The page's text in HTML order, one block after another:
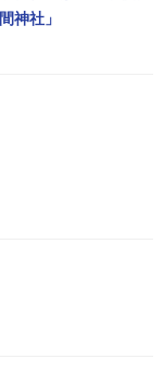
神社」